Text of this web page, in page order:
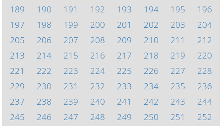
189
190 191 192 193 194 195
196
197
198 199 200 201 202 203
204
205
206 207 208 209 210 211
212
213
214 215 216 217 218 219
220
221
222 223 224 225 226 227
228
229
230 231 232 233 234 235
236
237
238 239 240 241 242 243
244
245
246 247 248 249 250 251
252